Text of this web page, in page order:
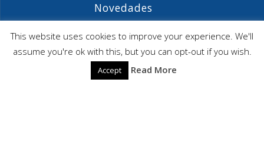
Novedades
Agenda ASIME-Ultimo trimestre 2026
ASIME celebrará en diciembre una nueva edición de
sus jornadas
This website uses cookies to improve your experience. We'll
assume you're ok with this, but you can opt-out if you wish.
Accept Read More